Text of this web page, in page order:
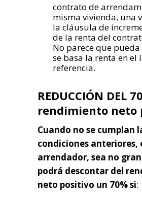
contrato de
misma vivienda, una
la cláusula de
de la renta del
No parece que
se basa la renta en el
referencia.
REDUCCIÓN DEL
rendimiento neto
Cuando no se cumplan
condiciones anteriores,
arrendador, sea no
podrá descontar del
neto positivo un 70% si: